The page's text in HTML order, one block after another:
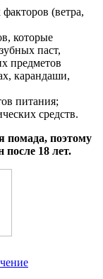
(ветра,
которые
паст,
предметов
карандаши,
питания;
средств.
помада, поэтому
18 лет.